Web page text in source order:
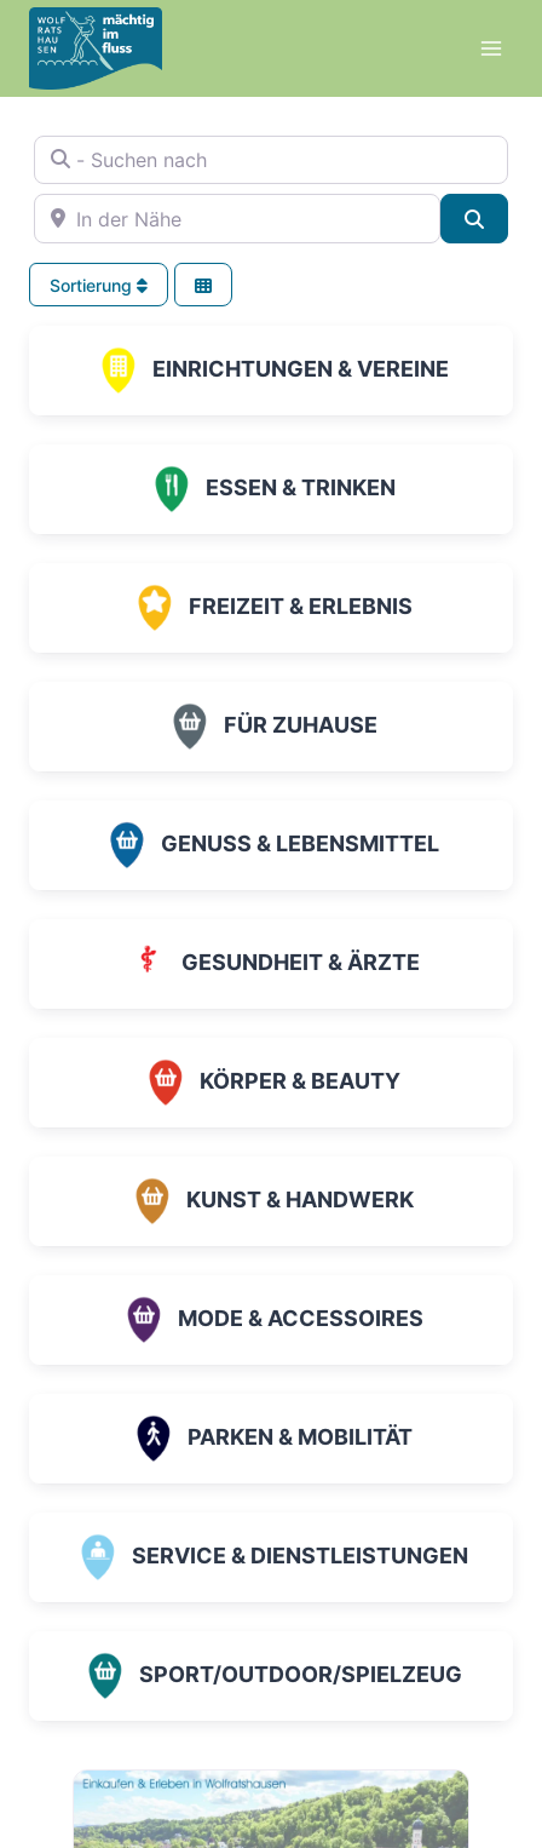
Zum
Inhalt
springen
- Suchen nach
In der Nähe
Sortierung
EINRICHTUNGEN & VEREINE
ESSEN & TRINKEN
FREIZEIT & ERLEBNIS
FÜR ZUHAUSE
GENUSS & LEBENSMITTEL
GESUNDHEIT & ÄRZTE
KÖRPER & BEAUTY
KUNST & HANDWERK
MODE & ACCESSOIRES
PARKEN & MOBILITÄT
SERVICE & DIENSTLEISTUNGEN
SPORT/OUTDOOR/SPIELZEUG